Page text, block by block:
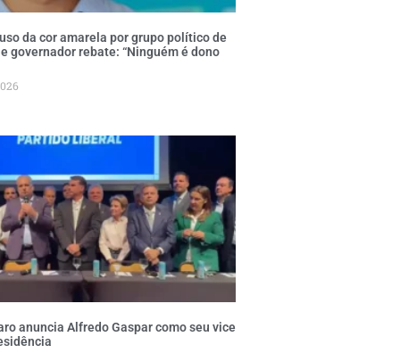
da cor amarela por grupo político de
governador rebate: “Ninguém é dono
anuncia Alfredo Gaspar como seu vice